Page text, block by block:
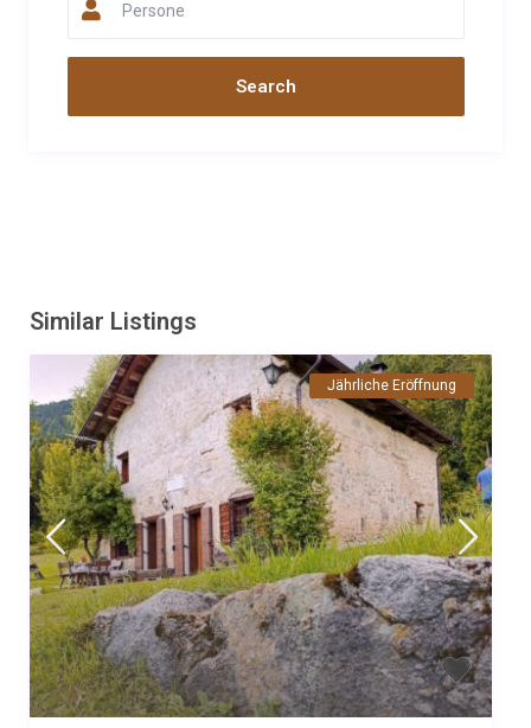
Capobianco
incredibile, ci ha coccolati come mai, ci ha portato
regolarmente delle delizie da mangiare, ci ha fatto fare delle
attività interessanti come un corso di cucina o la raccolta di
funghi, sempre disponibile e molto gentile !!! Sono più di 30 anni
che vengo in vacanza ogni anno a Cogolo, di solito soggiorno
nel mio appartamentino (timesharing) ma quest'anno ho deciso
di soggiornare in questo maso. E stata un'ottima decisione !!!
Pace, natura, tranquillità e tutte le comodità, cosa chiedere di
più?
Persone
Similar Listings
Jährliche Eröffnung